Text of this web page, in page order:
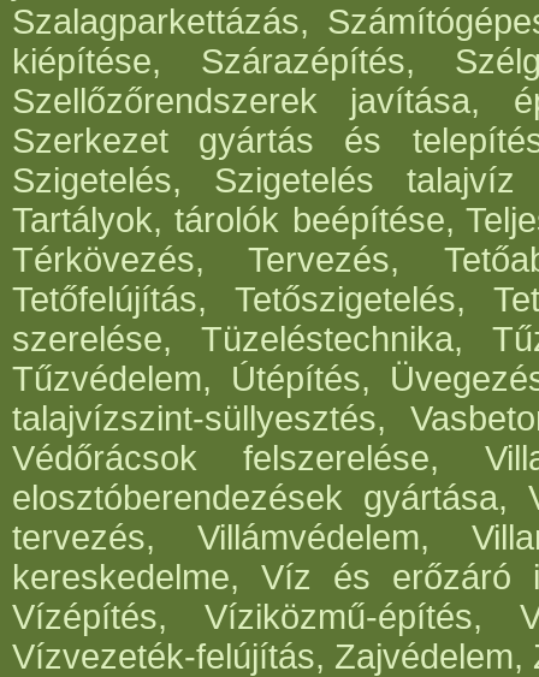
Szalagparkettázás,
kiépítése, Szárazépítés,
Szellőzőrendszerek javítása,
Szerkezet gyártás és
Szigetelés, Szigetelés
Tartályok, tárolók beépítése,
Térkövezés, Tervezés,
Tetőfelújítás, Tetőszigetelés,
szerelése, Tüzeléstechnika,
Tűzvédelem, Útépítés,
talajvízszint-süllyesztés,
Védőrácsok felszerelése,
elosztóberendezések gyártása,
tervezés, Villámvédelem,
kereskedelme, Víz és erőzáró
Vízépítés, Víziközmű-építés,
Vízvezeték-felújítás,